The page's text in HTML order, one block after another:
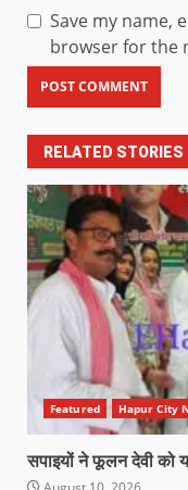
Save my name,
browser for the
RELATED STORIES
Featured Hapur City
सपाइयों ने फूलन देवी को